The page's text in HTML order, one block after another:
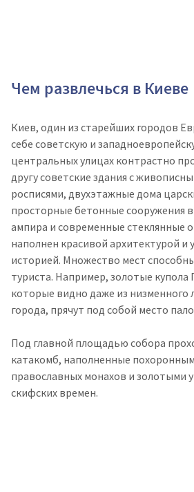
Чем развлечься в Киеве
Киев, один из старейших городов
себе советскую и
центральных улицах контрастно
другу советские здания с
росписями, двухэтажные дома
просторные бетонные сооружения в
ампира и современные стеклянные
наполнен красивой архитектурой и
историей. Множество мест
туриста. Например, золотые купола
которые видно даже из низменного
города, прячут под собой место
Под главной площадью собора
катакомб, наполненные
православных монахов и золотыми
скифских времен.